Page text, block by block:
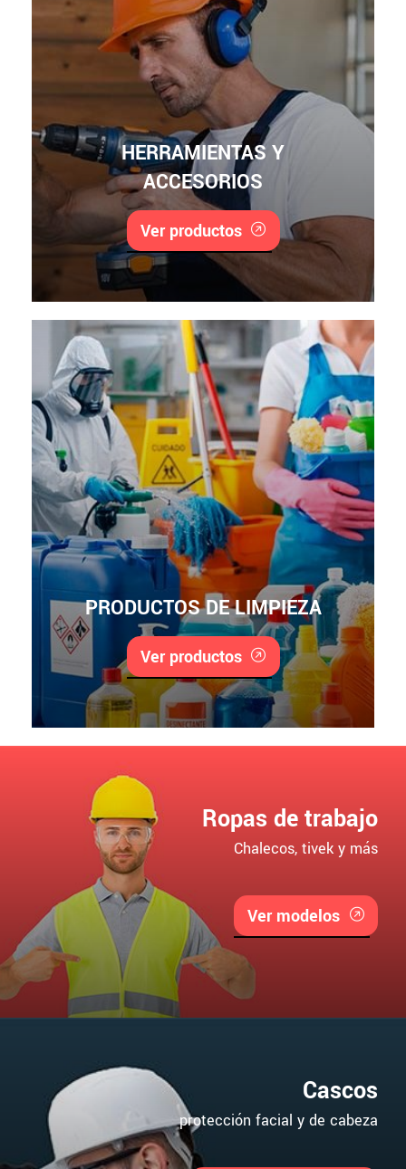
HERRAMIENTAS Y
ACCESORIOS
Ver productos
PRODUCTOS DE LIMPIEZA
Ver productos
Ropas de trabajo
Chalecos, tivek y más
Ver modelos
Cascos
protección facial y de cabeza